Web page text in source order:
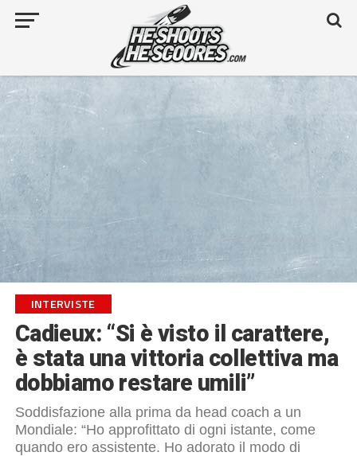
INTERVISTE
Cadieux: “Si è visto il carattere,
è stata una vittoria collettiva ma
dobbiamo restare umili”
Soddisfazione alla prima da head coach a un
Mondiale: “Ho approfittato di ogni istante, come
quando ero assistente. Ho adorato il modo di